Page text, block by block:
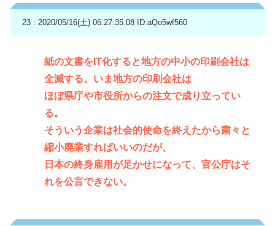
23 : 2020/05/16(土) 06:27:35.08 ID:aQo5wf560
紙の文書をIT化すると地方の中小の印刷会社は
全滅する。いま地方の印刷会社は
ほぼ県庁や市役所からの注文で成り立ってい
る。
そういう企業は社会的使命を終えたから粛々と
縮小廃業すればいいのだが、
日本の終身雇用が足かせになって、官公庁はそ
れを公言できない。